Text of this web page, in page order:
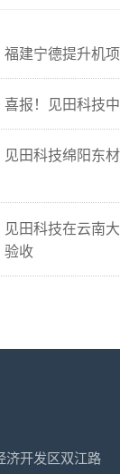
福建宁德提升机
喜报！见田科技
见田科技绵阳东
见田科技在云南
验收
济开发区双江路